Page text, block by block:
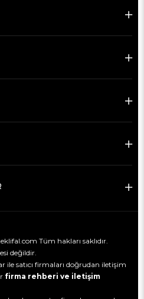
Tüm hakları saklıdır.
değildir.
ile satıcı firmaları doğrudan iletişim
firma rehberi ve iletişim